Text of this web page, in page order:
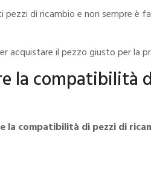
pezzi di ricambioe non sempre è
acquistare il pezzo giusto per la
la compatibilità
la compatibilità di pezzi di